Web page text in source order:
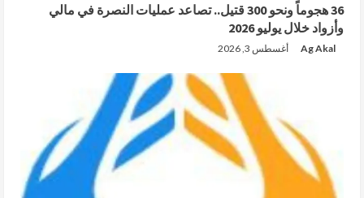
36 هجوماً ونحو 300 قتيل.. تصاعد عمليات النصرة في مالي
وأزواد خلال يوليو 2026
Ag Akal أغسطس 3, 2026